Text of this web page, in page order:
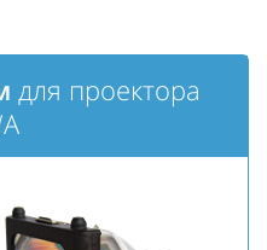
для проектора